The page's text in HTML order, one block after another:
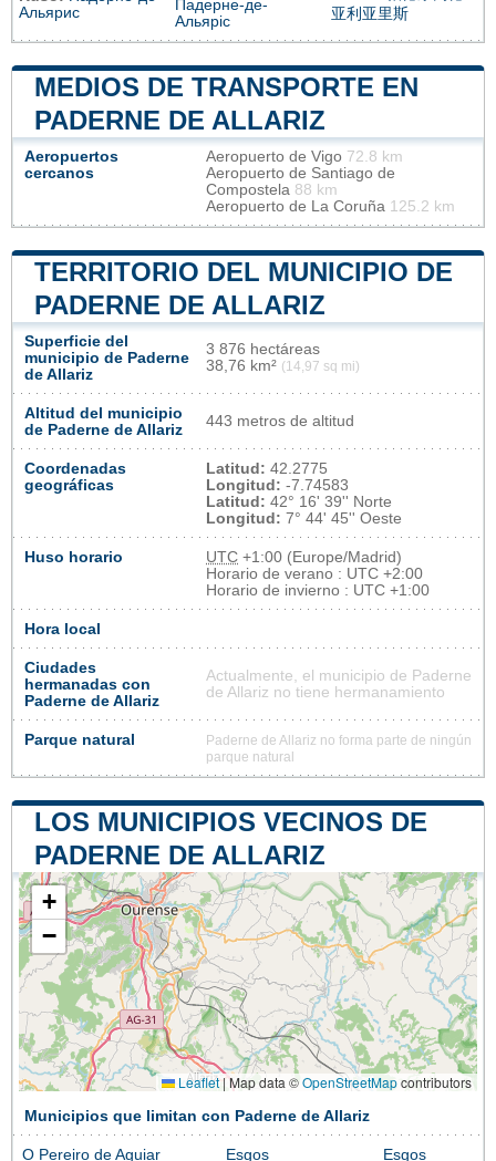
Альярис
Падерне-де-
Альяріс
亚利亚里斯
MEDIOS DE TRANSPORTE EN
PADERNE DE ALLARIZ
Aeropuertos
cercanos
Aeropuerto de Vigo 72.8 km
Aeropuerto de Santiago de
Compostela 88 km
Aeropuerto de La Coruña 125.2 km
TERRITORIO DEL MUNICIPIO DE
PADERNE DE ALLARIZ
Superficie del
municipio de Paderne
de Allariz
3 876 hectáreas
38,76 km² (14,97 sq mi)
Altitud del municipio
de Paderne de Allariz
443 metros de altitud
Coordenadas
geográficas
Latitud: 42.2775
Longitud: -7.74583
Latitud: 42° 16' 39'' Norte
Longitud: 7° 44' 45'' Oeste
Huso horario UTC +1:00 (Europe/Madrid)
Horario de verano : UTC +2:00
Horario de invierno : UTC +1:00
Hora local
Ciudades
hermanadas con
Paderne de Allariz
Actualmente, el municipio de Paderne
de Allariz no tiene hermanamiento
Parque natural
Paderne de Allariz no forma parte de ningún
parque natural
LOS MUNICIPIOS VECINOS DE
PADERNE DE ALLARIZ
+
−
Leaflet|Map data ©OpenStreetMapcontributors
Municipios que limitan con Paderne de Allariz
O Pereiro de Aguiar Esgos Esgos